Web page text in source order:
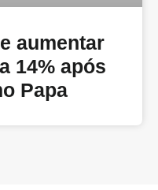
aumentar
14% após
Papa